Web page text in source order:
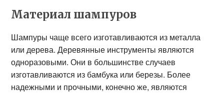
Материал шампуров
Шампуры чаще всего изготавливаются из металла
или дерева. Деревянные инструменты являются
одноразовыми. Они в большинстве случаев
изготавливаются из бамбука или березы. Более
надежными и прочными, конечно же, являются